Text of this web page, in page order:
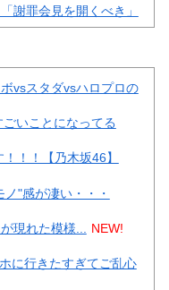
謝罪会見を開くべき」
vsスタダvsハロプロの
ごいことになってる
！！【乃木坂46】
ノ"感が凄い・・・
現れた模様...
NEW!
に行きたすぎてご乱心